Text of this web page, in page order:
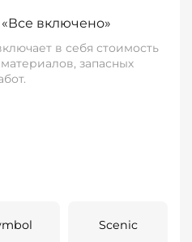
включено»
в себя стоимость
запасных
Scenic